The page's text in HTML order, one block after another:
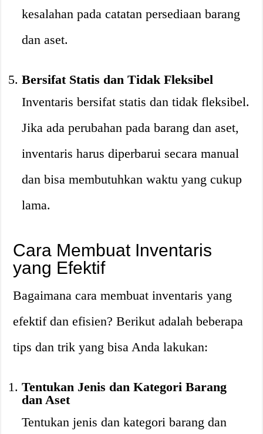
kesalahan pada catatan persediaan barang
dan aset.
Bersifat Statis dan Tidak Fleksibel
Inventaris bersifat statis dan tidak fleksibel.
Jika ada perubahan pada barang dan aset,
inventaris harus diperbarui secara manual
dan bisa membutuhkan waktu yang cukup
lama.
Cara Membuat Inventaris
yang Efektif
Bagaimana cara membuat inventaris yang
efektif dan efisien? Berikut adalah beberapa
tips dan trik yang bisa Anda lakukan:
Tentukan Jenis dan Kategori Barang
dan Aset
Tentukan jenis dan kategori barang dan